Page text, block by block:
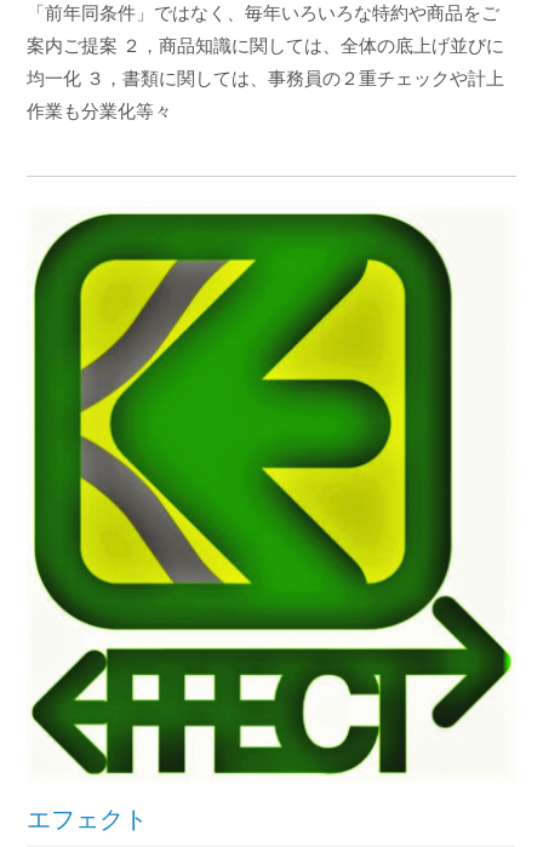
「前年同条件」ではなく、毎年いろいろな特約や商品をご
案内ご提案 ２，商品知識に関しては、全体の底上げ並びに
均一化 ３，書類に関しては、事務員の２重チェックや計上
作業も分業化等々
エフェクト